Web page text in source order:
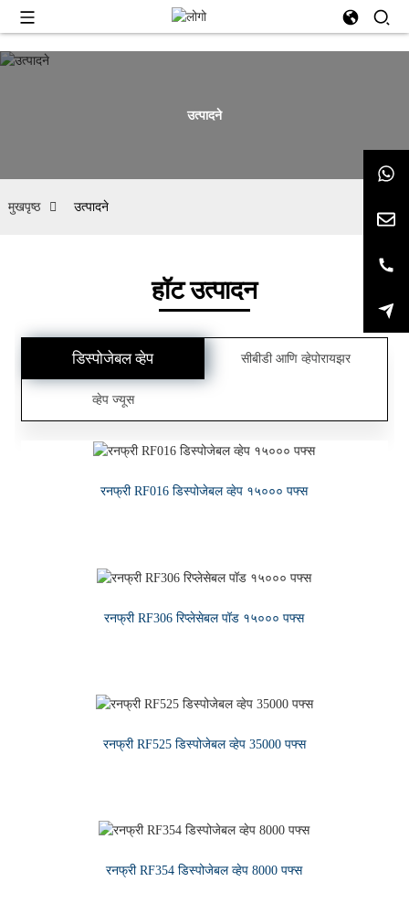
उत्पादने
मुखपृष्ठ उत्पादने
हॉट उत्पादन
डिस्पोजेबल व्हेप सीबीडी आणि व्हेपोरायझर
व्हेप ज्यूस
रनफ्री RF016 डिस्पोजेबल व्हेप १५००० पफ्स
रनफ्री RF306 रिप्लेसेबल पॉड १५००० पफ्स
रनफ्री RF525 डिस्पोजेबल व्हेप 35000 पफ्स
रनफ्री RF354 डिस्पोजेबल व्हेप 8000 पफ्स
अधिक वाचा
रनफ्री — प्रीमियम व्हेप ज्यूस ई-लिक्विड